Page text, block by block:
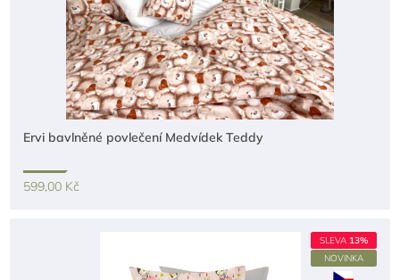
Ervi bavlněné povlečení Medvídek Teddy
599,00 Kč
SLEVA 13%
NOVINKA